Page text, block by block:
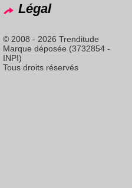
Légal
© 2008 - 2026 Trenditude
Marque déposée (3732854 -
INPI)
Tous droits réservés